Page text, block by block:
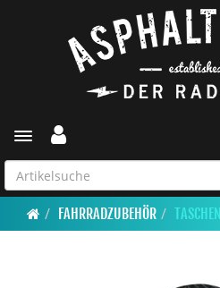
Toggle navigation
FAHRRADZUBEHÖR TASCHEN